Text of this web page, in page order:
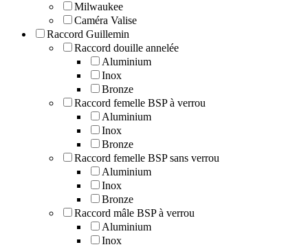
Milwaukee
Caméra Valise
Raccord Guillemin
Raccord douille annelée
Aluminium
Inox
Bronze
Raccord femelle BSP à verrou
Aluminium
Inox
Bronze
Raccord femelle BSP sans verrou
Aluminium
Inox
Bronze
Raccord mâle BSP à verrou
Aluminium
Inox